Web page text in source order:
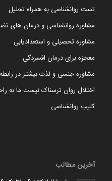
تست روانشناسی به همراه تحلیل
مشاوره روانشناسی و درمان های
مشاوره تحصیلی و استعدادیابی
معجزه برای درمان افسردگی
مشاوره جنسی و لذت بیشتر در رابطه
اختلال روان ترسناک نیست ما به
کلیپ روانشناسی
آخرین مطالب